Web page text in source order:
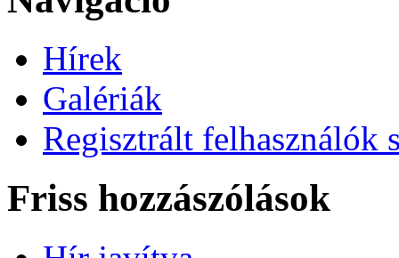
Hírek
Galériák
Regisztrált felhasználók
Friss hozzászólások